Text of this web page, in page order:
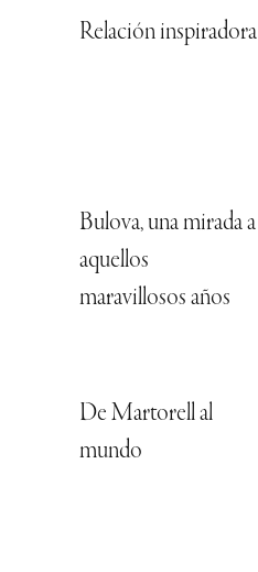
Relación inspiradora
Bulova, una mirada a
aquellos
maravillosos años
De Martorell al
mundo